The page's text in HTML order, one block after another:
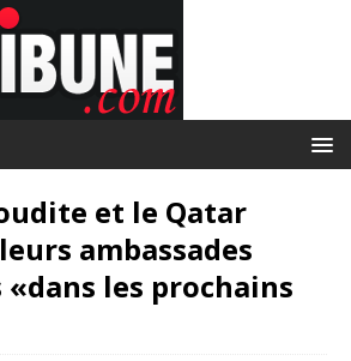
et le Qatar
ambassades
les prochains